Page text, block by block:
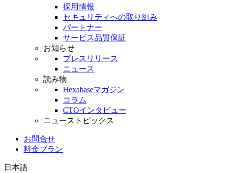
採用情報
セキュリティへの取り組み
パートナー
サービス品質保証
お知らせ
プレスリリース
ニュース
読み物
Hexabaseマガジン
コラム
CTOインタビュー
ニューストピックス
お問合せ
料金プラン
日本語